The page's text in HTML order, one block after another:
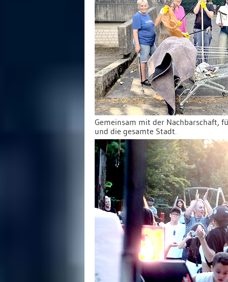
Gemeinsam mit der Nachbarschaft,
und die gesamte Stadt.